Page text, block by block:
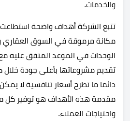
والخدمات.
تتبع الشركة أهداف واضحة استطاعت
مكانة مرموقة في السوق العقاري
الوحدات في الموعد المتفق عليه
تقديم مشروعاتها بأعلى جودة خلال
دائما ما تطرح أسعار تنافسية لا
مقدمة هذه الأهداف هو توفير كل
واحتياجات العملاء.